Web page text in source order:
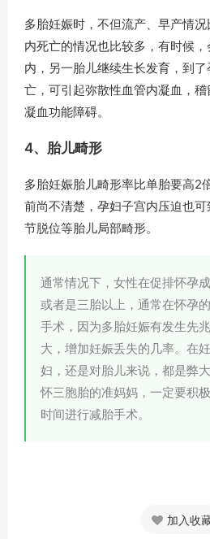
多胎妊娠时，不但流产、早产情
内死亡的情况也比较多，有时候
内，另一胎儿继续生长发育，到
亡，可引起弥散性血管内凝血，
凝血功能障碍。
4、胎儿畸形
多胎妊娠胎儿畸形率比单胎要高2
前尚不清楚，孕妇子宫内压迫也
节脱位等胎儿局部畸形。
通常情况下，女性在促排怀孕
或者是三胎以上，通常在怀孕
手术，因为多胎妊娠有发生先
大，增加妊娠丢失的几率。在
妇，还是对胎儿来说，都是弊
怀三胞胎的准妈妈，一定要积
时间进行减胎手术。
加入收